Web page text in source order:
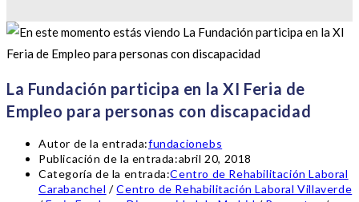
La Fundación participa en la XI Feria de
Empleo para personas con discapacidad
Autor de la entrada:fundacionebs
Publicación de la entrada:abril 20, 2018
Categoría de la entrada:Centro de Rehabilitación Laboral
Carabanchel / Centro de Rehabilitación Laboral Villaverde